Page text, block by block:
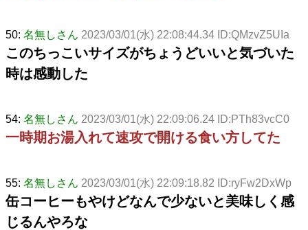
50: 名無しさん 2023/03/01(水) 22:08:44.34 ID:QMzvZ5UIa
このちっこいサイズがちょうどいいと気づいた
時は感動した
54: 名無しさん 2023/03/01(水) 22:09:06.24 ID:PTh83vcC0
一時期お湯入れて速攻で開ける食い方してた
55: 名無しさん 2023/03/01(水) 22:09:18.82 ID:ryFw2DxWp
缶コーヒーもやけどなんで少ないと美味しく感
じるんやろな